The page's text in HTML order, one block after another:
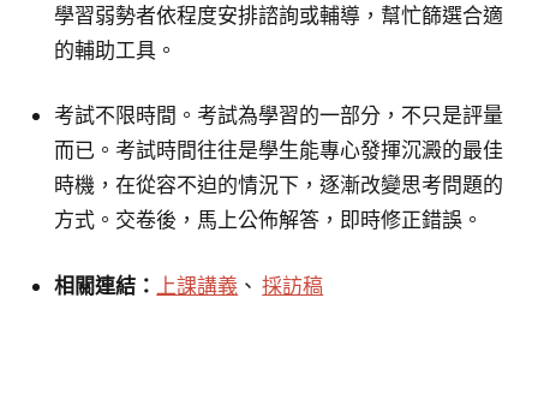
學習弱勢者依程度安排諮詢或輔導，幫忙篩選合適
的輔助工具。
考試不限時間。考試為學習的一部分，不只是評量
而已。考試時間往往是學生能專心發揮沉澱的最佳
時機，在從容不迫的情況下，逐漸改變思考問題的
方式。交卷後，馬上公佈解答，即時修正錯誤。
相關連結： 上課講義 、採訪稿